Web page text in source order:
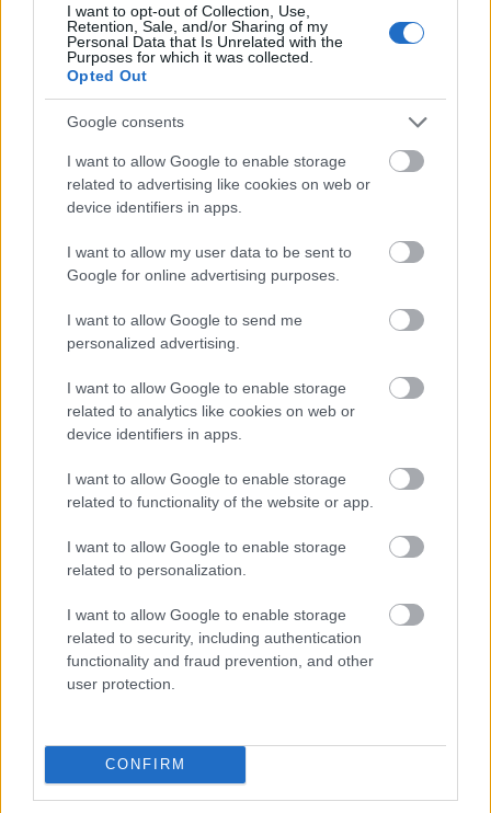
I want to opt-out of Collection, Use,
Retention, Sale, and/or Sharing of my
Personal Data that Is Unrelated with the
Purposes for which it was collected.
Opted Out
Google consents
I want to allow Google to enable storage
related to advertising like cookies on web or
device identifiers in apps.
I want to allow my user data to be sent to
Google for online advertising purposes.
I want to allow Google to send me
personalized advertising.
I want to allow Google to enable storage
related to analytics like cookies on web or
device identifiers in apps.
I want to allow Google to enable storage
related to functionality of the website or app.
I want to allow Google to enable storage
related to personalization.
I want to allow Google to enable storage
related to security, including authentication
functionality and fraud prevention, and other
user protection.
CONFIRM